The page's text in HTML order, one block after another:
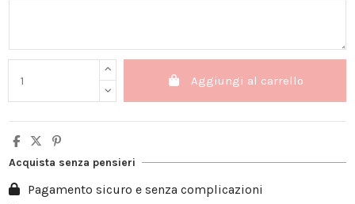
Aggiungi al carrello
Acquista senza pensieri
Pagamento sicuro e senza complicazioni